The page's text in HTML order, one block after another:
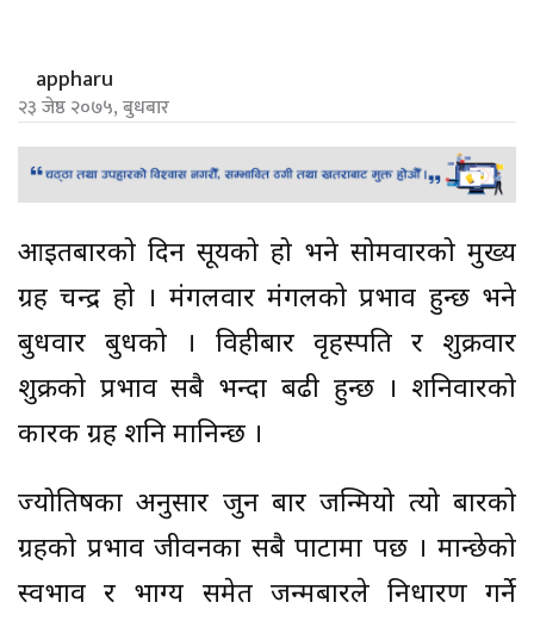
appharu
२३ जेष्ठ २०७५, बुधबार
आइतबारको दिन सूर्यको हो भने सोमवारको मुख्य
ग्रह चन्द्र हो । मंगलवार मंगलको प्रभाव हुन्छ भने
बुधवार बुधको । विहीबार वृहस्पति र शुक्रवार
शुक्रको प्रभाव सबै भन्दा बढी हुन्छ । शनिवारको
कारक ग्रह शनि मानिन्छ ।
ज्योतिषका अनुसार जुन बार जन्मियो त्यो बारको
ग्रहको प्रभाव जीवनका सबै पाटामा पर्छ । मान्छेको
स्वभाव र भाग्य समेत जन्मबारले निर्धारण गर्ने